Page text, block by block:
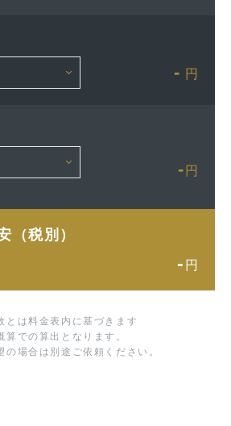
- 円
- 円
（税別）
- 円
とは料金表内に基づきます
算での算出となります。
の場合は別途ご依頼ください。